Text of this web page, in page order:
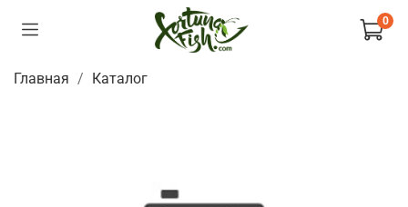
0
Главная Каталог